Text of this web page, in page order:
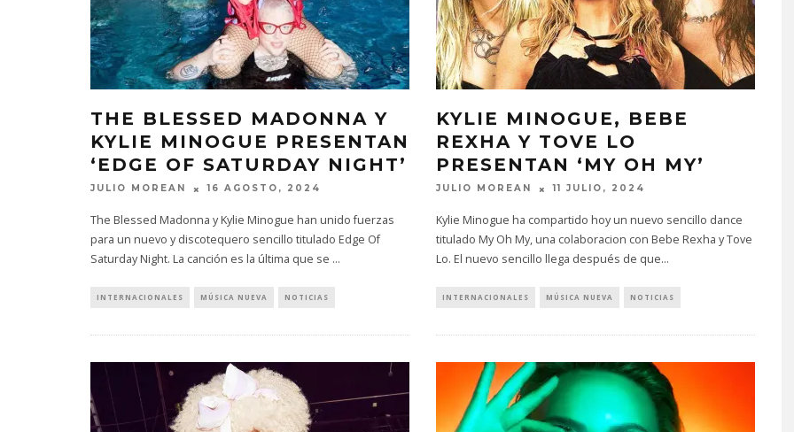
THE BLESSED MADONNA Y
KYLIE MINOGUE PRESENTAN
‘EDGE OF SATURDAY NIGHT’
JULIO MOREAN 16 AGOSTO, 2024
The Blessed Madonna y Kylie Minogue han unido fuerzas
para un nuevo y discotequero sencillo titulado Edge Of
Saturday Night. La canción es la última que se ...
INTERNACIONALES MÚSICA NUEVA NOTICIAS
KYLIE MINOGUE, BEBE
REXHA Y TOVE LO
PRESENTAN ‘MY OH MY’
JULIO MOREAN 11 JULIO, 2024
Kylie Minogue ha compartido hoy un nuevo sencillo dance
titulado My Oh My, una colaboracion con Bebe Rexha y Tove
Lo. El nuevo sencillo llega después de que...
INTERNACIONALES MÚSICA NUEVA NOTICIAS